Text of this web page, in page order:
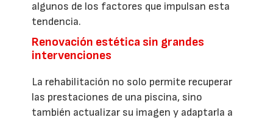
algunos de los factores que impulsan esta
tendencia.
Renovación estética sin grandes
intervenciones
La rehabilitación no solo permite recuperar
las prestaciones de una piscina, sino
también actualizar su imagen y adaptarla a